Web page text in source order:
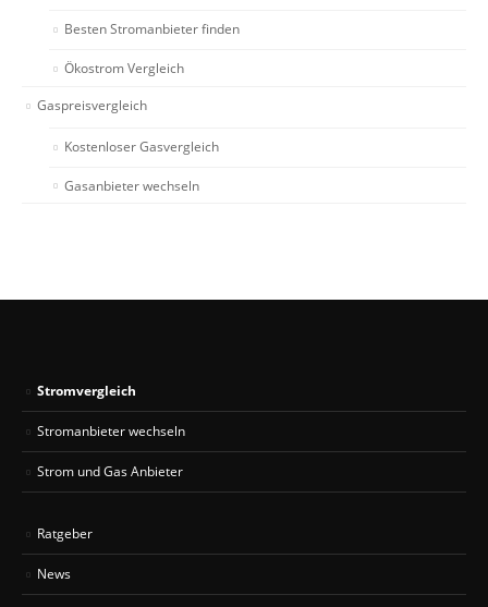
Besten Stromanbieter finden
Ökostrom Vergleich
Gaspreisvergleich
Kostenloser Gasvergleich
Gasanbieter wechseln
Stromvergleich
Stromanbieter wechseln
Strom und Gas Anbieter
Ratgeber
News